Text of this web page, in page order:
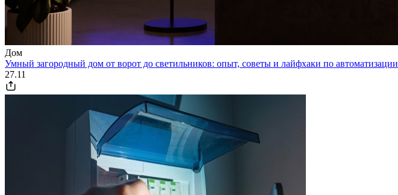
Дом
Умный загородный дом от ворот до светильников: опыт, советы и лайфхаки по автоматизации
27.11